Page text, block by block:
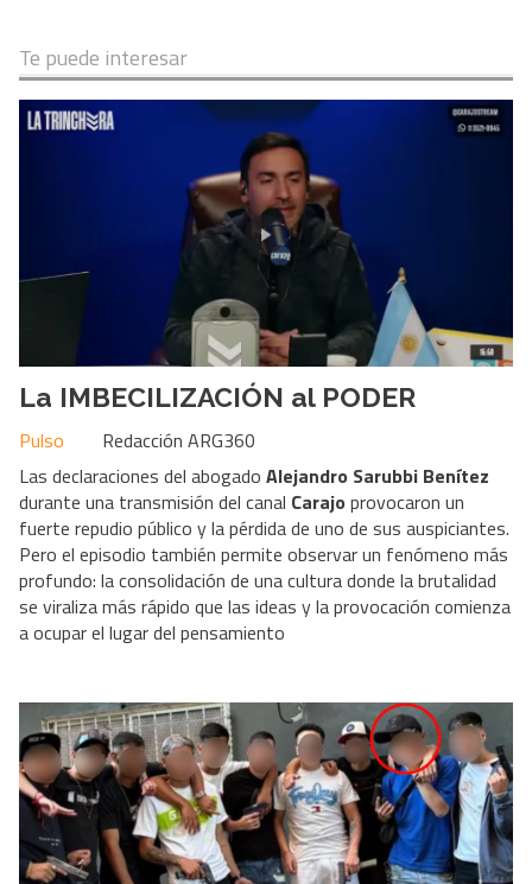
Te puede interesar
La IMBECILIZACIÓN al PODER
Redacción ARG360
Pulso
Las declaraciones del abogado Alejandro Sarubbi Benítez
durante una transmisión del canal Carajo provocaron un
fuerte repudio público y la pérdida de uno de sus auspiciantes.
Pero el episodio también permite observar un fenómeno más
profundo: la consolidación de una cultura donde la brutalidad
se viraliza más rápido que las ideas y la provocación comienza
a ocupar el lugar del pensamiento